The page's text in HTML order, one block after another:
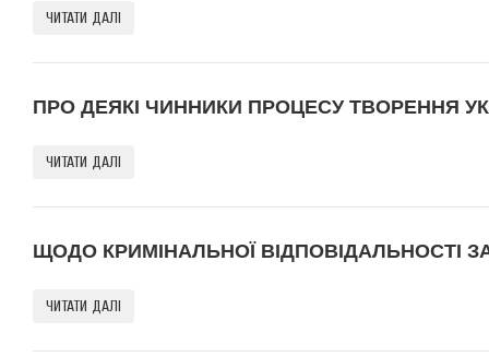
ЧИТАТИ ДАЛІ
ПРО ДЕЯКІ ЧИННИКИ ПРОЦЕСУ ТВОРЕННЯ
ЧИТАТИ ДАЛІ
ЩОДО КРИМІНАЛЬНОЇ ВІДПОВІДАЛЬНОСТІ
ЧИТАТИ ДАЛІ